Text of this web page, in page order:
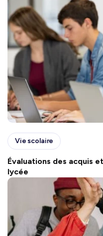
Vie scolaire
Évaluations des acquis
lycée